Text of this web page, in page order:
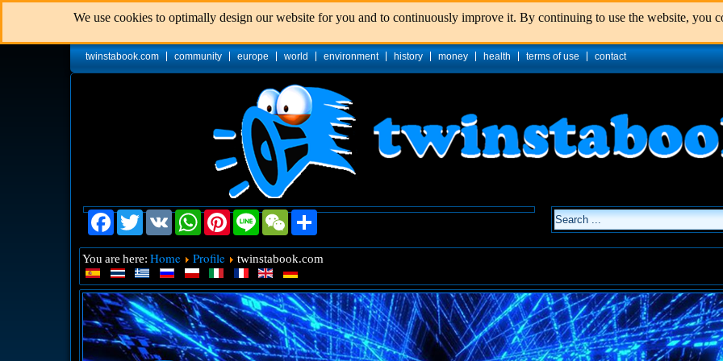
We use cookies to optimally design our website for you and to continuously improve it. By continuing to use the website, you
twinstabook.com community europe world environment history money health terms of use contact
Facebook
Twitter VK WhatsAppPinterestLine WeChat
You are here: Home Profile twinstabook.com